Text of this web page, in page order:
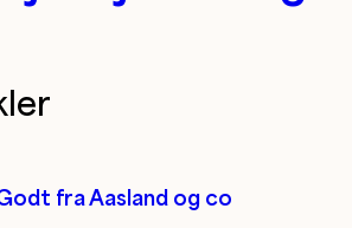
fra Aasland og co